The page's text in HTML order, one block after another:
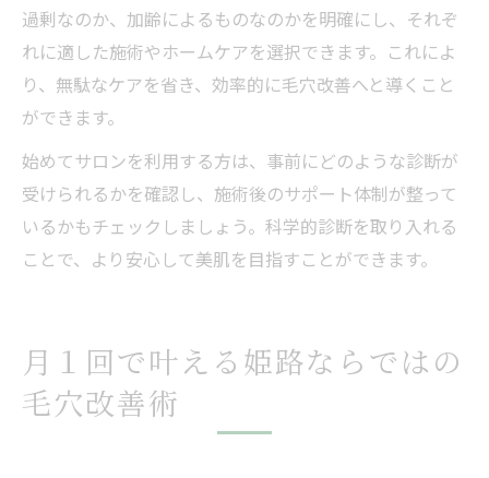
過剰なのか、加齢によるものなのかを明確にし、それぞ
れに適した施術やホームケアを選択できます。これによ
り、無駄なケアを省き、効率的に毛穴改善へと導くこと
ができます。
始めてサロンを利用する方は、事前にどのような診断が
受けられるかを確認し、施術後のサポート体制が整って
いるかもチェックしましょう。科学的診断を取り入れる
ことで、より安心して美肌を目指すことができます。
月１回で叶える姫路ならではの
毛穴改善術